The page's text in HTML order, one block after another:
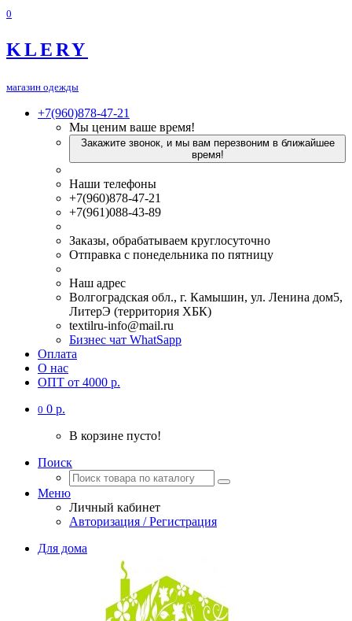
0
KLERY
магазин одежды
+7(960)878-47-21
Мы ценим ваше время!
Закажите звонок, и мы вам перезвоним в ближайшее
время!
Наши телефоны
+7(960)878-47-21
+7(961)088-43-89
Заказы, обрабатываем круглосуточно
Отправка с понедельника по пятницу
Наш адрес
Волгоградская обл., г. Камышин, ул. Ленина дом5,
ЛитерЭ (территория ХБК)
textilru-info@mail.ru
Бизнес чат WhatSapp
Оплата
О нас
ОПТ от 4000 р.
0 0 р.
В корзине пусто!
Поиск
Меню
Личный кабинет
Авторизация / Регистрация
Для дома